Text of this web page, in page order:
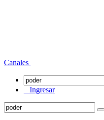
Canales
Ingresar